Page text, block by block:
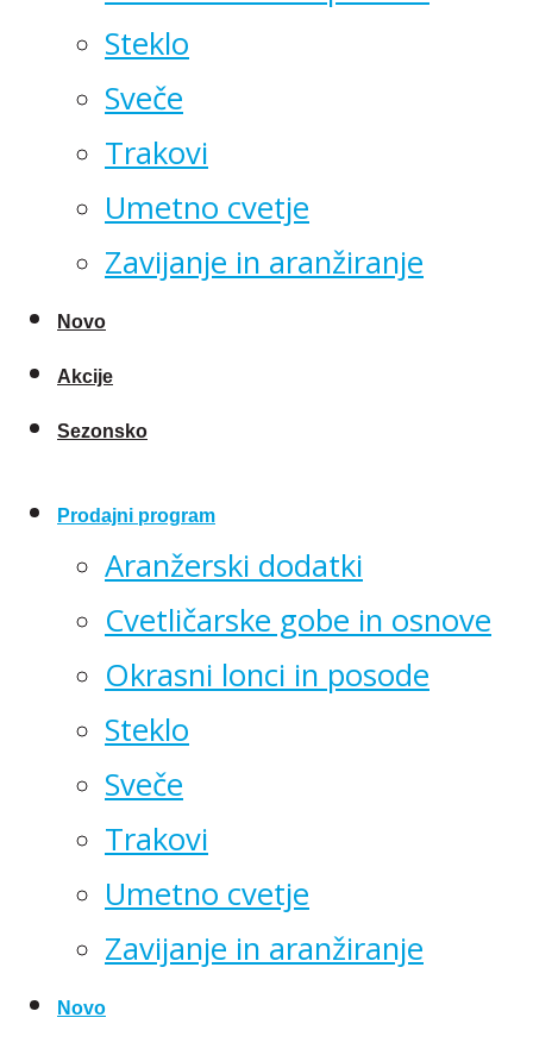
Steklo
Sveče
Trakovi
Umetno cvetje
Zavijanje in aranžiranje
Novo
Akcije
Sezonsko
Prodajni program
Aranžerski dodatki
Cvetličarske gobe in osnove
Okrasni lonci in posode
Steklo
Sveče
Trakovi
Umetno cvetje
Zavijanje in aranžiranje
Novo